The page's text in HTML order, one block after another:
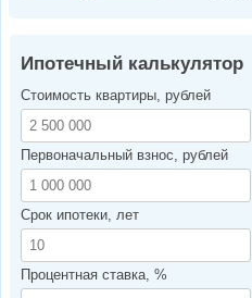
Ипотечный калькулятор
Стоимость квартиры, рублей
Первоначальный взнос, рублей
Срок ипотеки, лет
Процентная ставка, %